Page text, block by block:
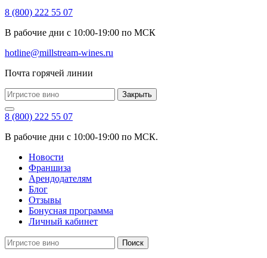
8 (800) 222 55 07
В рабочие дни с 10:00-19:00 по МСК
hotline@millstream-wines.ru
Почта горячей линии
Закрыть
8 (800) 222 55 07
В рабочие дни с 10:00-19:00 по МСК.
Новости
Франшиза
Арендодателям
Блог
Отзывы
Бонусная программа
Личный кабинет
Поиск